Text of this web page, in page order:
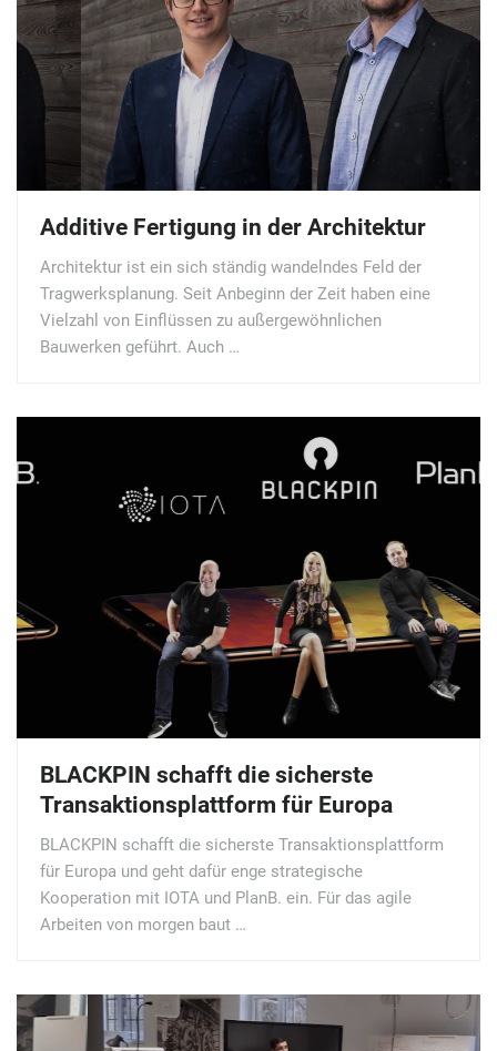
Additive Fertigung in der Architektur
Architektur ist ein sich ständig wandelndes Feld der
Tragwerksplanung. Seit Anbeginn der Zeit haben eine
Vielzahl von Einflüssen zu außergewöhnlichen
Bauwerken geführt. Auch …
BLACKPIN schafft die sicherste
Transaktionsplattform für Europa
BLACKPIN schafft die sicherste Transaktionsplattform
für Europa und geht dafür enge strategische
Kooperation mit IOTA und PlanB. ein. Für das agile
Arbeiten von morgen baut …